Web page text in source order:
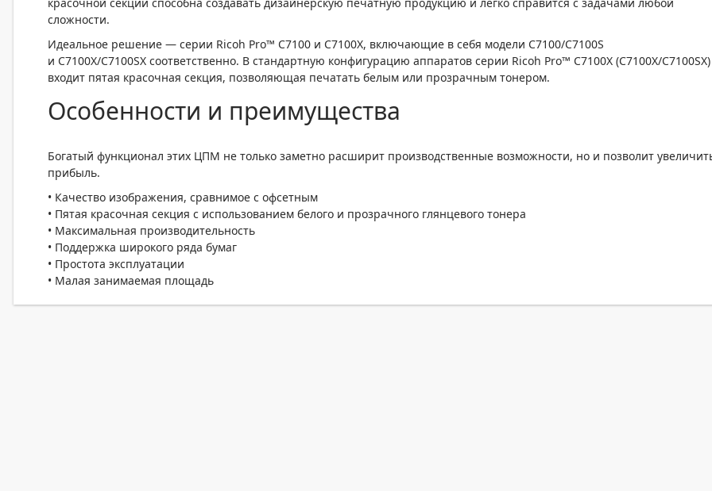
сложности.
Идеальное решение — серии Ricoh Pro™ C7100 и C7100X, включающие в себя модели C7100/C7100S
и C7100X/C7100SX соответственно. В стандартную конфигурацию аппаратов серии Ricoh Pro™ C7100X (C7100X/C7100SX)
входит пятая красочная секция, позволяющая печатать белым или прозрачным тонером.
Особенности и преимущества
Богатый функционал этих ЦПМ не только заметно расширит производственные возможности, но и позволит
прибыль.
• Качество изображения, сравнимое с офсетным
• Пятая красочная секция с использованием белого и прозрачного глянцевого тонера
• Максимальная производительность
• Поддержка широкого ряда бумаг
• Простота эксплуатации
• Малая занимаемая площадь